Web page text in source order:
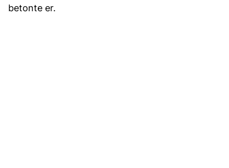
betonte er.